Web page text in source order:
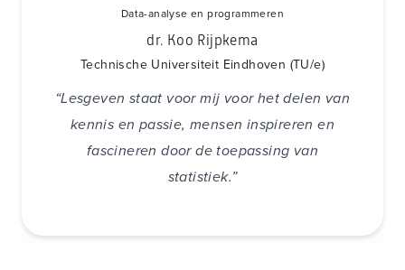
Data-analyse en programmeren
dr. Koo Rijpkema
Technische Universiteit Eindhoven (TU/e)
“Lesgeven staat voor mij voor het delen van
kennis en passie, mensen inspireren en
fascineren door de toepassing van
statistiek.”